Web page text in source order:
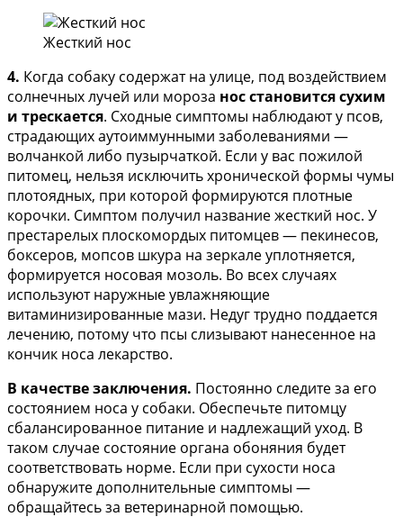
Жесткий нос
4. Когда собаку содержат на улице, под воздействием
солнечных лучей или мороза нос становится сухим
и трескается. Сходные симптомы наблюдают у псов,
страдающих аутоиммунными заболеваниями —
волчанкой либо пузырчаткой. Если у вас пожилой
питомец, нельзя исключить хронической формы чумы
плотоядных, при которой формируются плотные
корочки. Симптом получил название жесткий нос. У
престарелых плоскомордых питомцев — пекинесов,
боксеров, мопсов шкура на зеркале уплотняется,
формируется носовая мозоль. Во всех случаях
используют наружные увлажняющие
витаминизированные мази. Недуг трудно поддается
лечению, потому что псы слизывают нанесенное на
кончик носа лекарство.
В качестве заключения. Постоянно следите за его
состоянием носа у собаки. Обеспечьте питомцу
сбалансированное питание и надлежащий уход. В
таком случае состояние органа обоняния будет
соответствовать норме. Если при сухости носа
обнаружите дополнительные симптомы —
обращайтесь за ветеринарной помощью.